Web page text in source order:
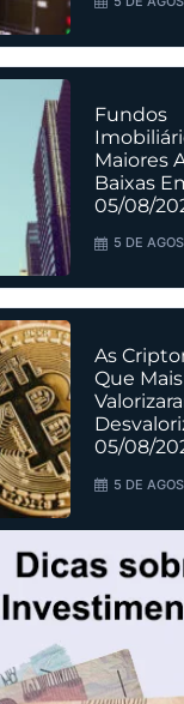
Fundos
Maiores
Baixas
05/08/
5 DE
As
Que Mais
05/08/
5 DE